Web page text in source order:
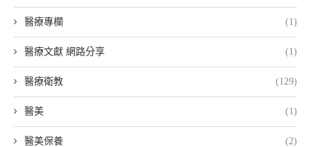
醫療專欄 (1)
醫療文獻 網路分享 (1)
醫療衛教 (129)
醫美 (1)
醫美保養 (2)